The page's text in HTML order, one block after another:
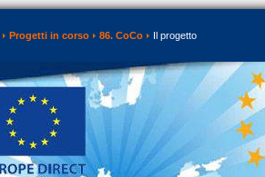
Progetti in corso 86. CoCo Il progetto